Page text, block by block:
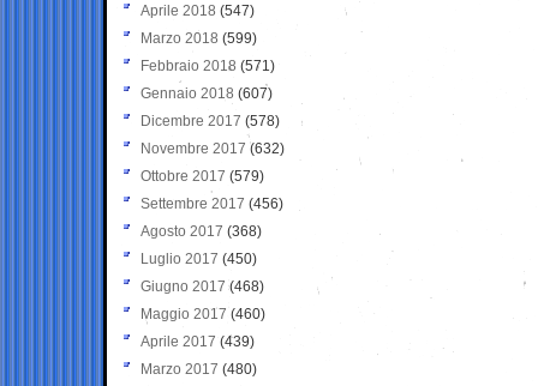
Aprile 2018 (547)
Marzo 2018 (599)
Febbraio 2018 (571)
Gennaio 2018 (607)
Dicembre 2017 (578)
Novembre 2017 (632)
Ottobre 2017 (579)
Settembre 2017 (456)
Agosto 2017 (368)
Luglio 2017 (450)
Giugno 2017 (468)
Maggio 2017 (460)
Aprile 2017 (439)
Marzo 2017 (480)